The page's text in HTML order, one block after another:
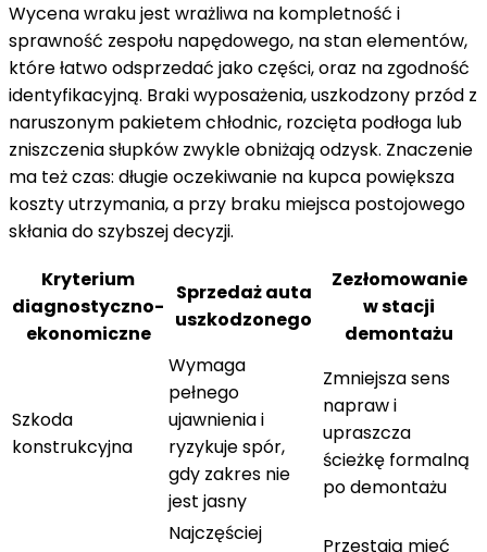
Wycena wraku jest wrażliwa na kompletność i
sprawność zespołu napędowego, na stan elementów,
które łatwo odsprzedać jako części, oraz na zgodność
identyfikacyjną. Braki wyposażenia, uszkodzony przód z
naruszonym pakietem chłodnic, rozcięta podłoga lub
zniszczenia słupków zwykle obniżają odzysk. Znaczenie
ma też czas: długie oczekiwanie na kupca powiększa
koszty utrzymania, a przy braku miejsca postojowego
skłania do szybszej decyzji.
Kryterium
diagnostyczno-
ekonomiczne
Sprzedaż auta
uszkodzonego
Zezłomowanie
w stacji
demontażu
Szkoda
konstrukcyjna
Wymaga
pełnego
ujawnienia i
ryzykuje spór,
gdy zakres nie
jest jasny
Zmniejsza sens
napraw i
upraszcza
ścieżkę formalną
po demontażu
Najczęściej
Przestają mieć